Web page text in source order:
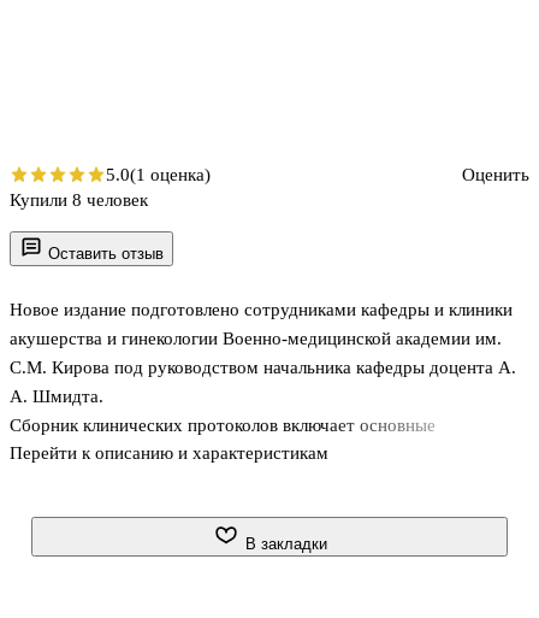
Оставить отзыв
Новое издание подготовлено сотрудниками кафедры и клиники
акушерства и гинекологии Военно-медицинской академии им.
С.М. Кирова под руководством начальника кафедры доцента А.
А. Шмидта.
Сборник клинических протоколов включает основные
нозологические формы и клинические ситуации, встречающиеся
действующих регламентирующих документов МЗ РФ,
Перейти к описанию и характеристикам
5.0(1 оценка)
Оценить
Купили 8 человек
В закладки